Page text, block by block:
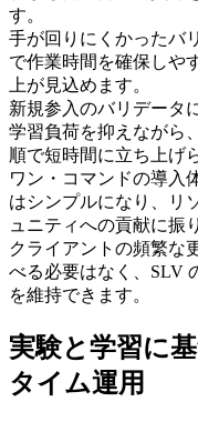
す。
手が回りにくかったバ
で作業時間を確保しや
上が見込めます。
新規参入のバリデータ
学習負荷を抑えながら
順で短時間に立ち上げ
ワン・コマンドの導入
はシンプルになり、リ
ュニティへの貢献に振
クライアントの頻繁な
べる必要はなく、SLV
を維持できます。
実験と学習に
タイム運用